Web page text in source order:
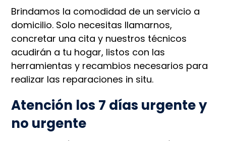
Brindamos la comodidad de un servicio a
domicilio. Solo necesitas llamarnos,
concretar una cita y nuestros técnicos
acudirán a tu hogar, listos con las
herramientas y recambios necesarios para
realizar las reparaciones in situ.
Atención los 7 días urgente y
no urgente